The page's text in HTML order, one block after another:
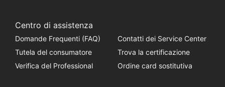
Centro di assistenza
Domande Frequenti (FAQ)
Contatti dei Service Center
Tutela del consumatore
Trova la certificazione
Verifica del Professional
Ordine card sostitutiva